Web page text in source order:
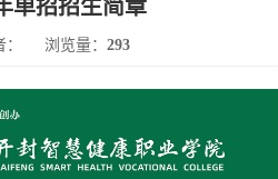
单招招生简章
浏览量： 293